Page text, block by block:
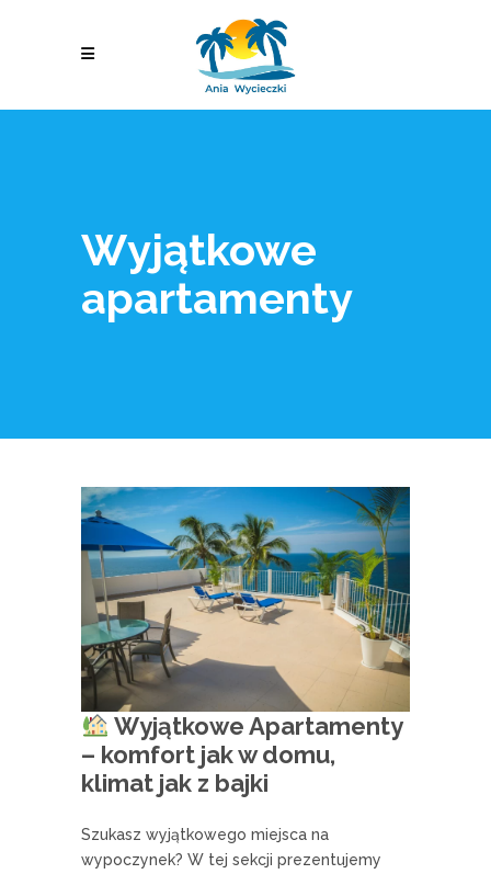
Wyjątkowe
apartamenty
Wyjątkowe Apartamenty
– komfort jak w domu,
klimat jak z bajki
Szukasz wyjątkowego miejsca na
wypoczynek? W tej sekcji prezentujemy